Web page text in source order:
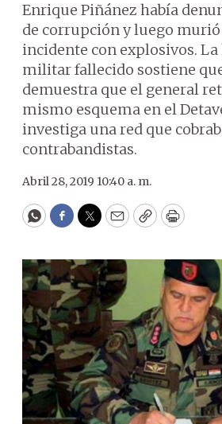
Enrique Piñánez había
de corrupción y luego
incidente con explosivos.
militar fallecido sostiene
demuestra que el general
mismo esquema en el
investiga una red que
contrabandistas.
Abril 28, 2019 10:40 a. m.
WhatsApp
Facebook
Twitter
EmailCopyPrint